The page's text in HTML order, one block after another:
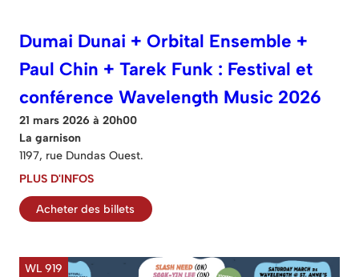
Dumai Dunai + Orbital Ensemble +
Paul Chin + Tarek Funk : Festival et
conférence Wavelength Music 2026
21 mars 2026 à 20h00
La garnison
1197, rue Dundas Ouest.
PLUS D'INFOS
Acheter des billets
WL 919